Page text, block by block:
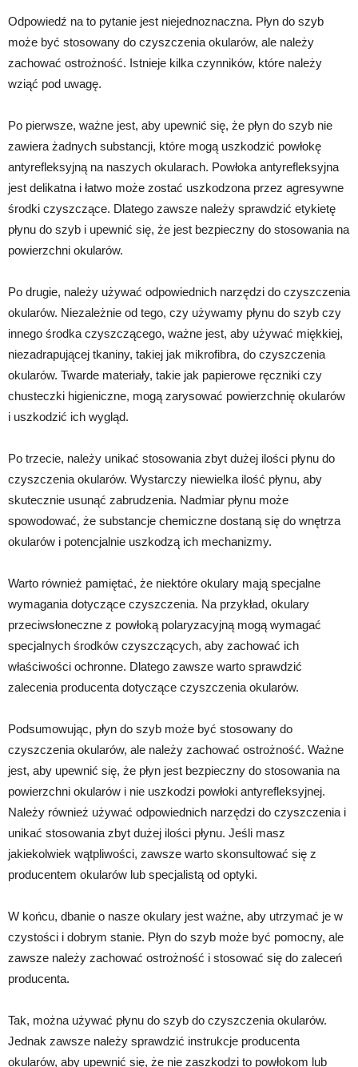
Odpowiedź na to pytanie jest niejednoznaczna. Płyn do szyb
może być stosowany do czyszczenia okularów, ale należy
zachować ostrożność. Istnieje kilka czynników, które należy
wziąć pod uwagę.
Po pierwsze, ważne jest, aby upewnić się, że płyn do szyb nie
zawiera żadnych substancji, które mogą uszkodzić powłokę
antyrefleksyjną na naszych okularach. Powłoka antyrefleksyjna
jest delikatna i łatwo może zostać uszkodzona przez agresywne
środki czyszczące. Dlatego zawsze należy sprawdzić etykietę
płynu do szyb i upewnić się, że jest bezpieczny do stosowania na
powierzchni okularów.
Po drugie, należy używać odpowiednich narzędzi do czyszczenia
okularów. Niezależnie od tego, czy używamy płynu do szyb czy
innego środka czyszczącego, ważne jest, aby używać miękkiej,
niezadrapującej tkaniny, takiej jak mikrofibra, do czyszczenia
okularów. Twarde materiały, takie jak papierowe ręczniki czy
chusteczki higieniczne, mogą zarysować powierzchnię okularów
i uszkodzić ich wygląd.
Po trzecie, należy unikać stosowania zbyt dużej ilości płynu do
czyszczenia okularów. Wystarczy niewielka ilość płynu, aby
skutecznie usunąć zabrudzenia. Nadmiar płynu może
spowodować, że substancje chemiczne dostaną się do wnętrza
okularów i potencjalnie uszkodzą ich mechanizmy.
Warto również pamiętać, że niektóre okulary mają specjalne
wymagania dotyczące czyszczenia. Na przykład, okulary
przeciwsłoneczne z powłoką polaryzacyjną mogą wymagać
specjalnych środków czyszczących, aby zachować ich
właściwości ochronne. Dlatego zawsze warto sprawdzić
zalecenia producenta dotyczące czyszczenia okularów.
Podsumowując, płyn do szyb może być stosowany do
czyszczenia okularów, ale należy zachować ostrożność. Ważne
jest, aby upewnić się, że płyn jest bezpieczny do stosowania na
powierzchni okularów i nie uszkodzi powłoki antyrefleksyjnej.
Należy również używać odpowiednich narzędzi do czyszczenia i
unikać stosowania zbyt dużej ilości płynu. Jeśli masz
jakiekolwiek wątpliwości, zawsze warto skonsultować się z
producentem okularów lub specjalistą od optyki.
W końcu, dbanie o nasze okulary jest ważne, aby utrzymać je w
czystości i dobrym stanie. Płyn do szyb może być pomocny, ale
zawsze należy zachować ostrożność i stosować się do zaleceń
producenta.
Tak, można używać płynu do szyb do czyszczenia okularów.
Jednak zawsze należy sprawdzić instrukcje producenta
okularów, aby upewnić się, że nie zaszkodzi to powłokom lub